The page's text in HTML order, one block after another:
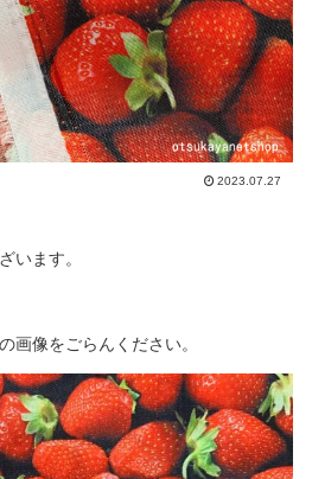
2023.07.27
います。
画像をごらんください。